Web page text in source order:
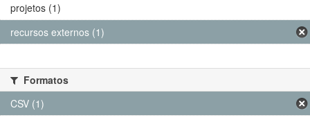
projetos (1)
recursos externos (1)
Formatos
CSV (1)